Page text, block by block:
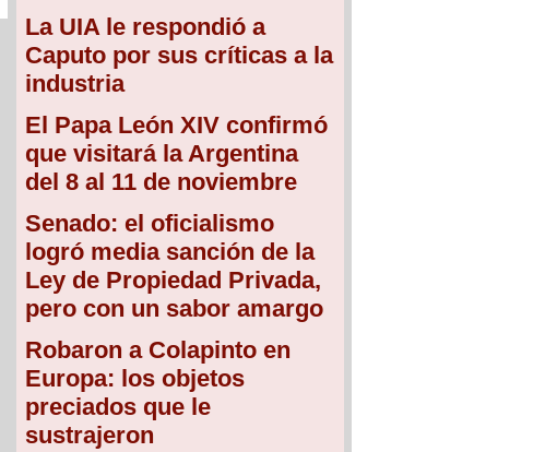
La UIA le respondió a
Caputo por sus críticas a la
industria
El Papa León XIV confirmó
que visitará la Argentina
del 8 al 11 de noviembre
Senado: el oficialismo
logró media sanción de la
Ley de Propiedad Privada,
pero con un sabor amargo
Robaron a Colapinto en
Europa: los objetos
preciados que le
sustrajeron